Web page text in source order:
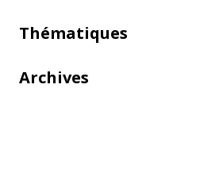
Thématiques
Archives